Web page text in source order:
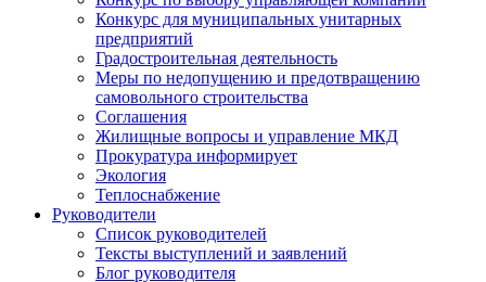
Конкурс для муниципальных унитарных
предприятий
Градостроительная деятельность
Меры по недопущению и предотвращению
самовольного строительства
Соглашения
Жилищные вопросы и управление МКД
Прокуратура информирует
Экология
Теплоснабжение
Руководители
Список руководителей
Тексты выступлений и заявлений
Блог руководителя